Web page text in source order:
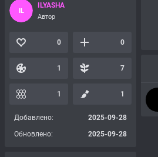
IL
ILYASHA
Автор
0 0
1 7
1 1
Добавлено:
2025-09-28
Обновлено:
2025-09-28